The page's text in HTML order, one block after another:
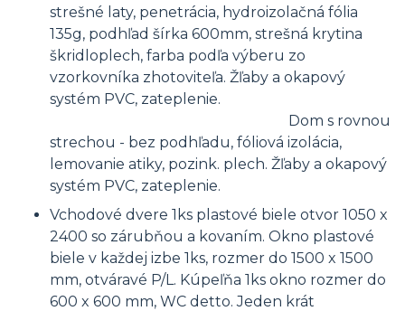
strešné laty, penetrácia, hydroizolačná fólia
135g, podhľad šírka 600mm, strešná krytina
škridloplech, farba podľa výberu zo
vzorkovníka zhotoviteľa. Žľaby a okapový
systém PVC, zateplenie.
Dom s rovnou
strechou - bez podhľadu, fóliová izolácia,
lemovanie atiky, pozink. plech. Žľaby a okapový
systém PVC, zateplenie.
Vchodové dvere 1ks plastové biele otvor 1050 x
2400 so zárubňou a kovaním. Okno plastové
biele v každej izbe 1ks, rozmer do 1500 x 1500
mm, otváravé P/L. Kúpeľňa 1ks okno rozmer do
600 x 600 mm, WC detto. Jeden krát